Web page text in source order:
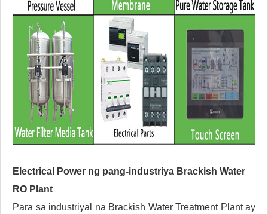
Electrical Power ng pang-industriya Brackish Water
RO Plant
Para sa industriyal na Brackish Water Treatment Plant ay